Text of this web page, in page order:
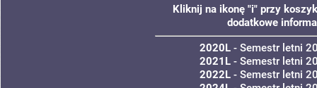
Kliknij na ikonę "i" przy
dodatkowe
2020L - Semestr letni
2021L - Semestr letni
2022L - Semestr letni